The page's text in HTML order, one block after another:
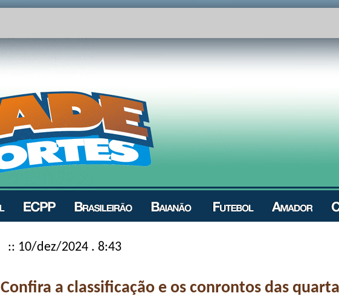
:: 10/dez/2024 . 8:43
Confira a classificação e os conrontos das